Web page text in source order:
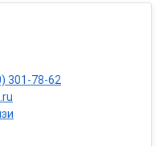
301-78-62